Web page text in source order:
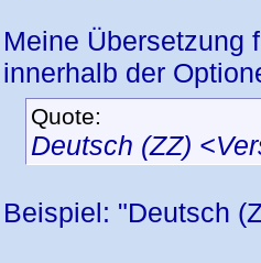
Meine Übersetzung
innerhalb der
Quote:
Deutsch (ZZ)
Beispiel: "Deutsch